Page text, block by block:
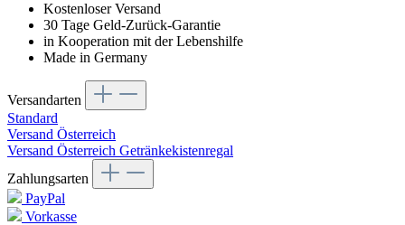
Kostenloser Versand
30 Tage Geld-Zurück-Garantie
in Kooperation mit der Lebenshilfe
Made in Germany
Versandarten
Standard
Versand Österreich
Versand Österreich Getränkekistenregal
Zahlungsarten
PayPal
Vorkasse